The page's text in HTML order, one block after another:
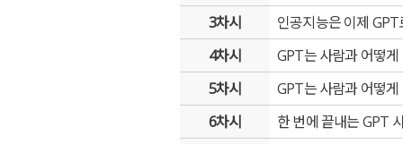
3차시
인공지능은 이제
4차시
GPT는 사람과 어떻
5차시
GPT는 사람과 어떻
6차시
한 번에 끝내는 GPT